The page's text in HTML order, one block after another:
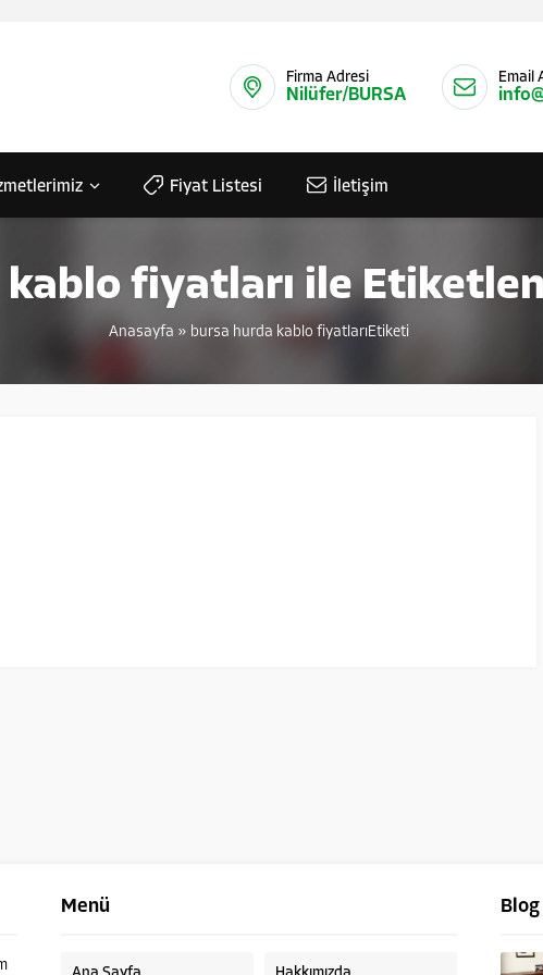
Firma Adresi
Nilüfer/BURSA
Email
Fiyat Listesi İletişim
kablo fiyatları ile
Anasayfa » bursa hurda kablo fiyatlarıEtiketi
Menü Blog